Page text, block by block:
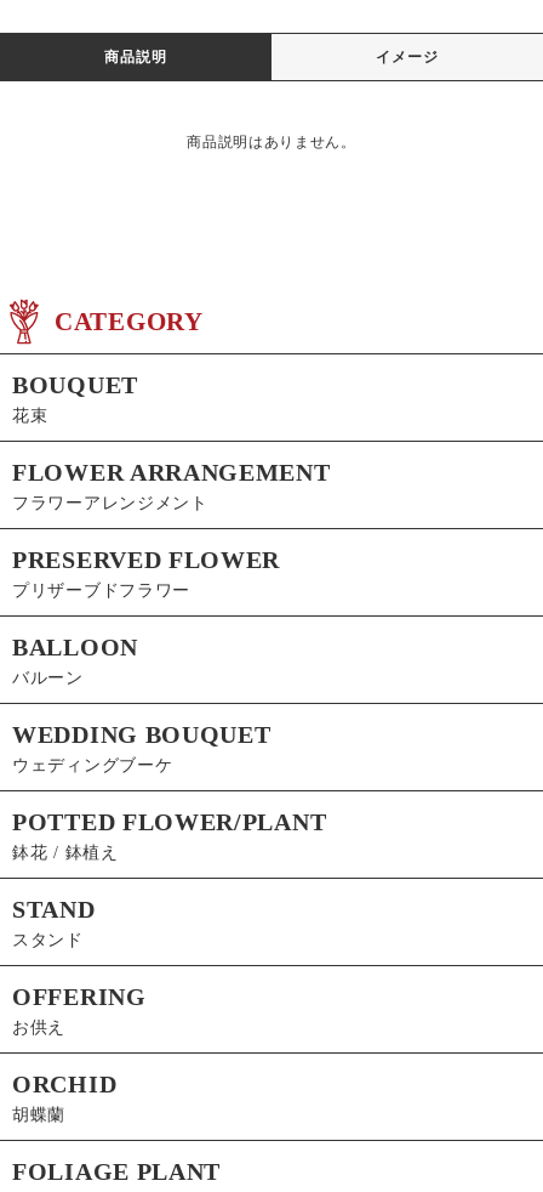
商品説明 イメージ
商品説明はありません。
CATEGORY
BOUQUET
花束
FLOWER ARRANGEMENT
フラワーアレンジメント
PRESERVED FLOWER
プリザーブドフラワー
BALLOON
バルーン
WEDDING BOUQUET
ウェディングブーケ
POTTED FLOWER/PLANT
鉢花 / 鉢植え
STAND
スタンド
OFFERING
お供え
ORCHID
胡蝶蘭
FOLIAGE PLANT